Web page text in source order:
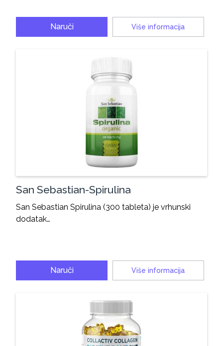
Naruči Više informacija
San Sebastian-Spirulina
San Sebastian Spirulina (300 tableta) je vrhunski
dodatak…
Naruči Više informacija